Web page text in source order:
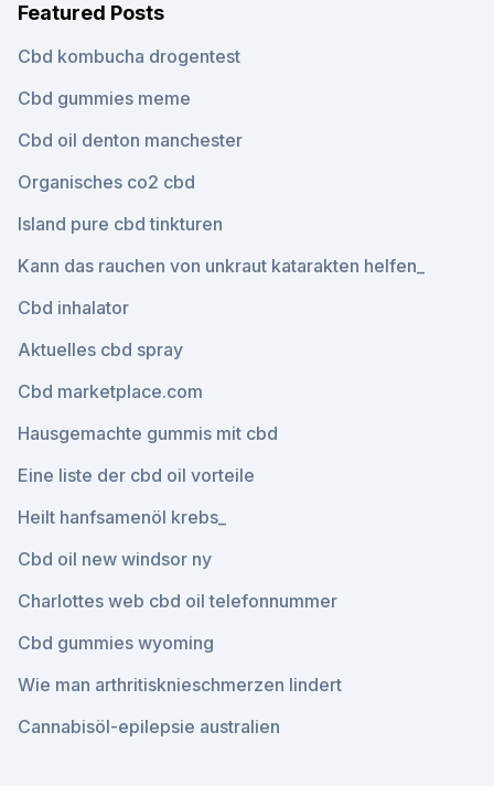
Featured Posts
Cbd kombucha drogentest
Cbd gummies meme
Cbd oil denton manchester
Organisches co2 cbd
Island pure cbd tinkturen
Kann das rauchen von unkraut katarakten helfen_
Cbd inhalator
Aktuelles cbd spray
Cbd marketplace.com
Hausgemachte gummis mit cbd
Eine liste der cbd oil vorteile
Heilt hanfsamenöl krebs_
Cbd oil new windsor ny
Charlottes web cbd oil telefonnummer
Cbd gummies wyoming
Wie man arthritisknieschmerzen lindert
Cannabisöl-epilepsie australien